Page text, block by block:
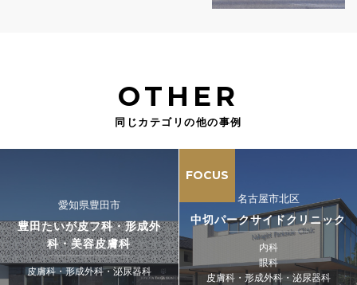
OTHER
同じカテゴリの他の事例
愛知県豊田市
豊田たいが皮フ科・形成外
科・美容皮膚科
皮膚科・形成外科・泌尿器科
FOCUS
名古屋市北区
中切パークサイドクリニック
内科
眼科
皮膚科・形成外科・泌尿器科